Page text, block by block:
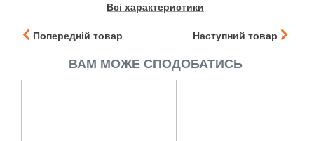
Всі характеристики
Попередній товар Наступний товар
ВАМ МОЖЕ СПОДОБАТИСЬ